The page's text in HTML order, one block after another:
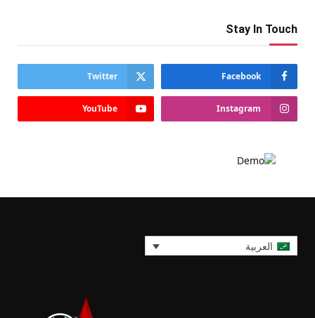
Stay In Touch
Facebook
Twitter
Instagram
YouTube
العربية